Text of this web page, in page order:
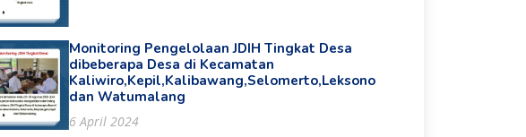
Monitoring Pengelolaan JDIH Tingkat Desa
dibeberapa Desa di Kecamatan
Kaliwiro,Kepil,Kalibawang,Selomerto,Leksono
dan Watumalang
6 April 2024